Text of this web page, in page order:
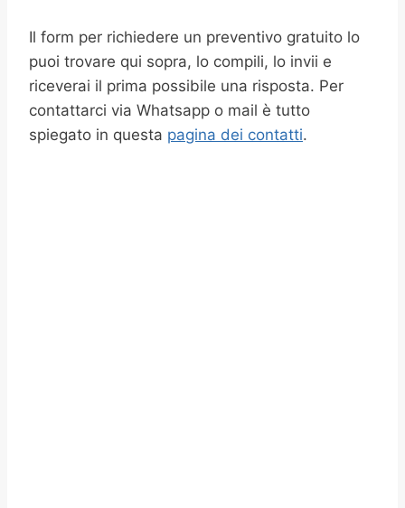
Il form per richiedere un preventivo gratuito lo
puoi trovare qui sopra, lo compili, lo invii e
riceverai il prima possibile una risposta. Per
contattarci via Whatsapp o mail è tutto
spiegato in questa pagina dei contatti.